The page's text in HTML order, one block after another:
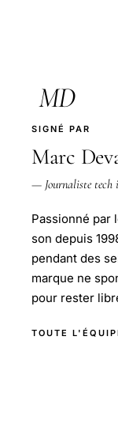
MD
SIGNÉ PAR
Marc
— Journaliste tech
Passionné par
son depuis
pendant des
marque ne
pour rester
TOUTE